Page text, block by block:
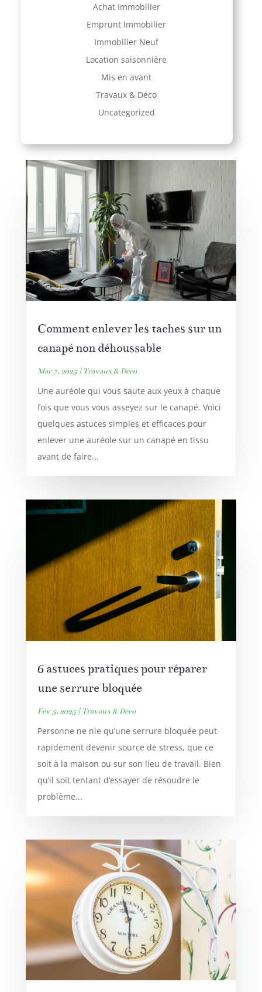
Achat Immobilier
Emprunt Immobilier
Immobilier Neuf
Location saisonnière
Mis en avant
Travaux & Déco
Uncategorized
Comment enlever les taches sur un
canapé non déhoussable
Mar 7, 2025| Travaux & Déco
Une auréole qui vous saute aux yeux à chaque
fois que vous vous asseyez sur le canapé. Voici
quelques astuces simples et efficaces pour
enlever une auréole sur un canapé en tissu
avant de faire...
6 astuces pratiques pour réparer
une serrure bloquée
Fév 5, 2025| Travaux & Déco
Personne ne nie qu’une serrure bloquée peut
rapidement devenir source de stress, que ce
soit à la maison ou sur son lieu de travail. Bien
qu’il soit tentant d’essayer de résoudre le
problème...